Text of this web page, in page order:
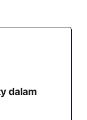
dalam